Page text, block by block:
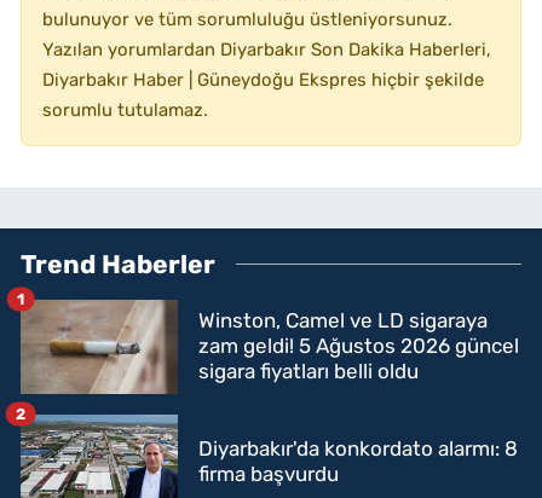
bulunuyor ve tüm sorumluluğu üstleniyorsunuz.
Yazılan yorumlardan Diyarbakır Son Dakika Haberleri,
Diyarbakır Haber | Güneydoğu Ekspres hiçbir şekilde
sorumlu tutulamaz.
Trend Haberler
Winston, Camel ve LD sigaraya
zam geldi! 5 Ağustos 2026 güncel
sigara fiyatları belli oldu
1
Diyarbakır'da konkordato alarmı: 8
firma başvurdu
2